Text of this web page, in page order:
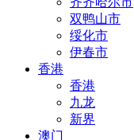
双鸭山市
绥化市
伊春市
香港
香港
九龙
新界
澳门